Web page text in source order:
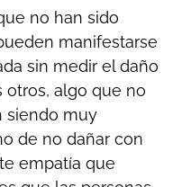
no han sido
manifestarse
sin medir el daño
otros, algo que no
siendo muy
de no dañar con
empatía que